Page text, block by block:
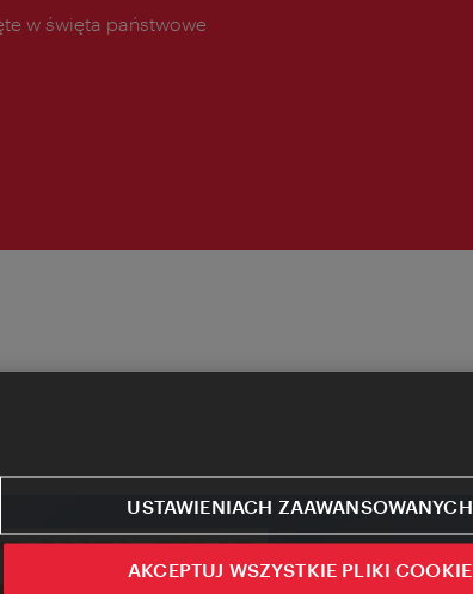
w święta państwowe
USTAWIENIACH ZAAWANSOWANYCH
AKCEPTUJ WSZYSTKIE PLIKI COOKIE